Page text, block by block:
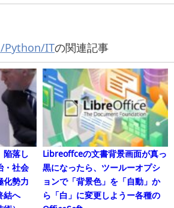
Python/ITの関連記事
陥落し
・社会
化勢力
結へ
Libreoffceの文書背景画面が真っ
黒になったら、ツールーオプシ
ョンで「背景色」を「自動」か
ら「白」に変更しようー各種の